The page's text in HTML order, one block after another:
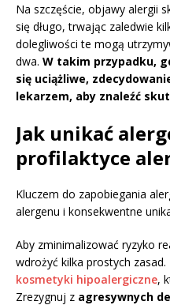
Na szczęście, objawy alergii
się długo, trwając zaledwie
dolegliwości te mogą
dwa. W takim przypadku,
się uciążliwe,
lekarzem, aby znaleźć
Jak unikać
profilaktyce
Kluczem do zapobiegania
alergenu i konsekwentne
Aby zminimalizować ryzyko
wdrożyć kilka prostych
kosmetyki hipoalergiczne,
Zrezygnuj z agresywnych